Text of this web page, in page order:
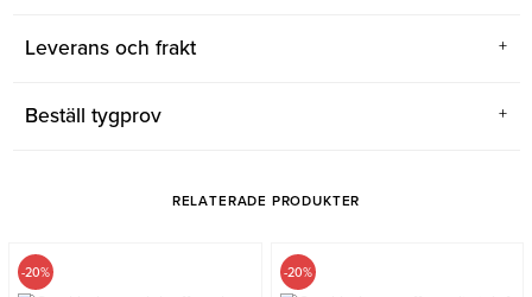
Leverans och frakt
Beställ tygprov
RELATERADE PRODUKTER
-20% -20%